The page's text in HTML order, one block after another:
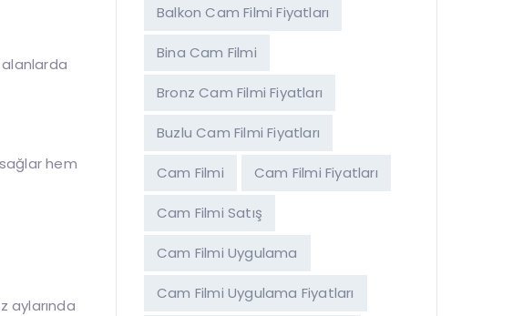
alanlarda
sağlar hem
aylarında
Balkon Cam Filmi Fiyatları
Bina Cam Filmi
Bronz Cam Filmi Fiyatları
Buzlu Cam Filmi Fiyatları
Cam Filmi Cam Filmi Fiyatları
Cam Filmi Satış
Cam Filmi Uygulama
Cam Filmi Uygulama Fiyatları